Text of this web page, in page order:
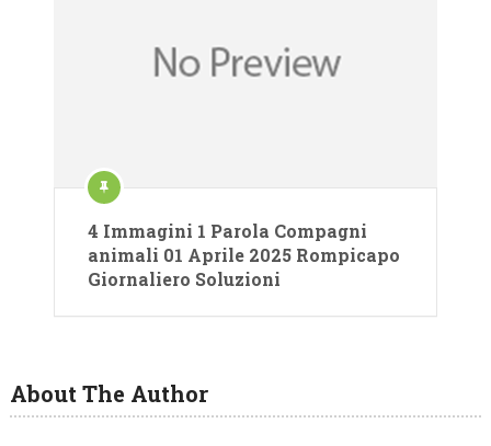
4 Immagini 1 Parola Compagni
animali 01 Aprile 2025 Rompicapo
Giornaliero Soluzioni
About The Author